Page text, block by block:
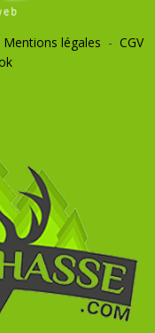
Mentions légales - CGV